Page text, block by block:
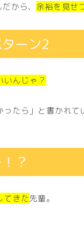
から、 余裕を見せ
ーン2
いんじゃ？
ったら」と書かれ
？
てきた先輩。